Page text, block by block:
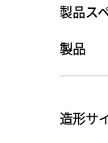
製品ス
製品
造形サ